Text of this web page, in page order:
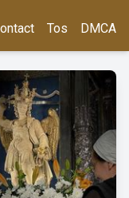
Tos DMCA